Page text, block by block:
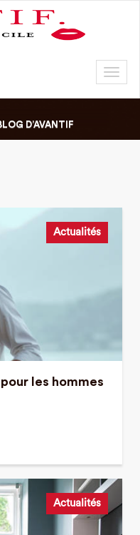
D’AVANTIF
Actualités
les hommes
Actualités